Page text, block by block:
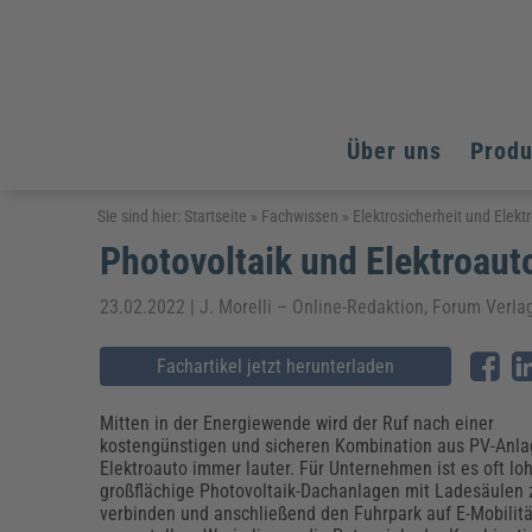
Über uns
Arbeitsschutz
Fachpublikationen & Arbeitshilfen
Arbeitssicherheit & Gesundheitsschutz
Brandschutz
Assistenz & Office-Management
Baurecht & Architektenrecht
Energieoptimiertes & klimaneutrales Bauen
Fachpublikationen & Arbeitshilfen
Kinderschutz, Jugendhilfe & Inklusion
Datenschutz & IT-Recht
Datenschutz & IT-Sicherheit
Elektrosicherheit
Elektrosicherheit & Elektrotechnik
Energie und Umwelt
Fachpublikationen & Arbeitshilfen
Weiterbildungen (AKADEMIE HERKERT)
Arbeitsschutz
Bildung und Erziehung
Energie und Umwelt
Kommunales
Reisekosten und Finanzen
Arbeitsschutz
Bildung und Erziehung
Energie und Umwelt
Kommunales
Reisekosten und Finanzen
Sie sind hier: Startseite » Fachwissen » Elektrosicherheit und
Photovoltaik und
23.02.2022 | J. Morelli – Online-Redaktion, Forum
Fachartikel jetzt herunterladen
Mitten in der Energiewende wird der Ruf nach einer
kostengünstigen und sicheren Kombination aus PV-
Elektroauto immer lauter. Für Unternehmen ist es oft
großflächige Photovoltaik-Dachanlagen mit Ladesäulen
verbinden und anschließend den Fuhrpark auf E-